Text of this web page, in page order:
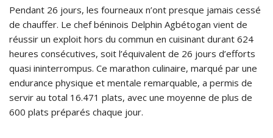
Pendant 26 jours, les fourneaux n’ont presque jamais cessé
de chauffer. Le chef béninois Delphin Agbétogan vient de
réussir un exploit hors du commun en cuisinant durant 624
heures consécutives, soit l’équivalent de 26 jours d’efforts
quasi ininterrompus. Ce marathon culinaire, marqué par une
endurance physique et mentale remarquable, a permis de
servir au total 16.471 plats, avec une moyenne de plus de
600 plats préparés chaque jour.